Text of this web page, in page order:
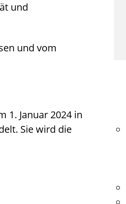
und
und vom
1. Januar 2024 in
Sie wird die